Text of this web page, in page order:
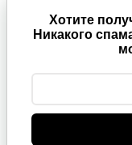
Хотите
Никакого